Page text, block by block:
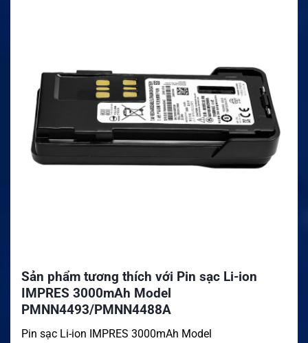
Sản phẩm tương thích với Pin sạc Li-ion
IMPRES 3000mAh Model
PMNN4493/PMNN4488A
Pin sạc Li-ion IMPRES 3000mAh Model